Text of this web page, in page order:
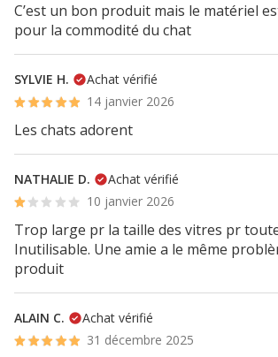
C’est un bon produit mais le matériel
pour la commodité du chat
SYLVIE H.
Achat vérifié
14 janvier 2026
Les chats adorent
NATHALIE D.
Achat vérifié
10 janvier 2026
Trop large pr la taille des vitres pr
Inutilisable. Une amie a le même
produit
ALAIN C.
Achat vérifié
31 décembre 2025